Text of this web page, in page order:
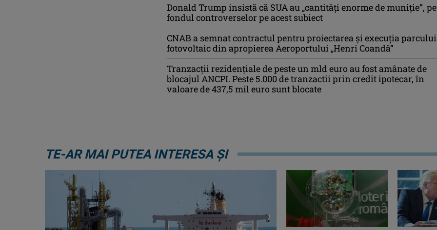
Donald Trump insistă că SUA au „cantităţi enorme de muniţie”, pe
fondul controverselor pe acest subiect
CNAB a semnat contractul pentru proiectarea şi execuţia parcului
fotovoltaic din apropierea Aeroportului „Henri Coandă”
Tranzacții rezidențiale de peste un mld euro au fost amânate de
blocajul ANCPI. Peste 5.000 de tranzactii prin credit ipotecar, în
valoare de 437,5 mil euro sunt blocate
TE-AR MAI PUTEA INTERESA ȘI